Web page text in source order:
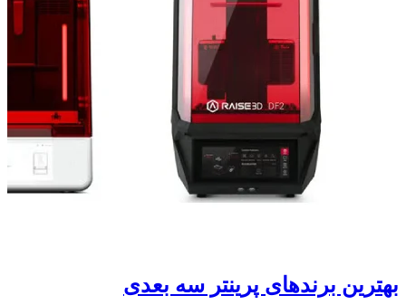
بهترین برندهای پرینتر سه بعدی